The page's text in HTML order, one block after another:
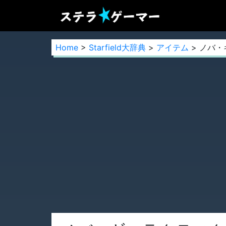
Home > Starfield大辞典 > アイテム > ノバ・